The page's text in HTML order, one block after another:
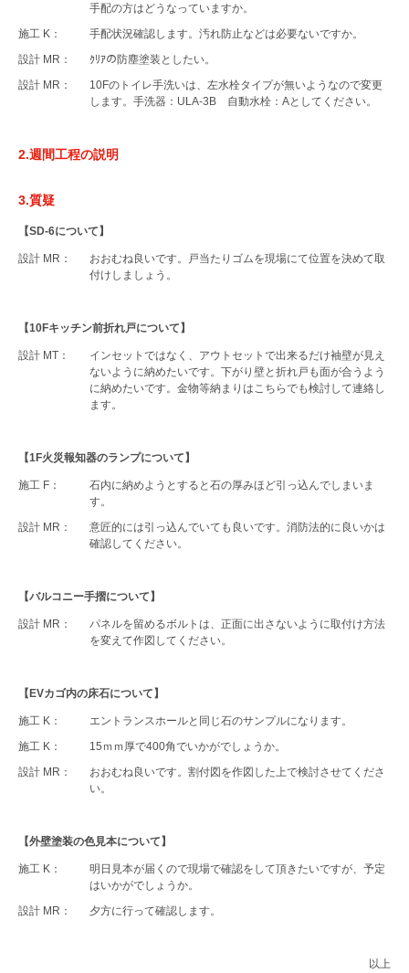
手配の方はどうなっていますか。
施工 K：
手配状況確認します。汚れ防止などは必要ないですか。
設計 MR：
ｸﾘｱの防塵塗装としたい。
設計 MR：
10Fのトイレ手洗いは、左水栓タイプが無いようなので変更
します。手洗器：ULA-3B 自動水栓：Aとしてください。
2.週間工程の説明
3.質疑
【SD-6について】
設計 MR：
おおむね良いです。戸当たりゴムを現場にて位置を決めて取
付けしましょう。
【10Fキッチン前折れ戸について】
設計 MT：
インセットではなく、アウトセットで出来るだけ袖壁が見え
ないように納めたいです。下がり壁と折れ戸も面が合うよう
に納めたいです。金物等納まりはこちらでも検討して連絡し
ます。
【1F火災報知器のランプについて】
施工 F：
石内に納めようとすると石の厚みほど引っ込んでしまいま
す。
設計 MR：
意匠的には引っ込んでいても良いです。消防法的に良いかは
確認してください。
【バルコニー手摺について】
設計 MR：
パネルを留めるボルトは、正面に出さないように取付け方法
を変えて作図してください。
【EVカゴ内の床石について】
施工 K：
エントランスホールと同じ石のサンプルになります。
施工 K：
15ｍｍ厚で400角でいかがでしょうか。
設計 MR：
おおむね良いです。割付図を作図した上で検討させてくださ
い。
【外壁塗装の色見本について】
施工 K：
明日見本が届くので現場で確認をして頂きたいですが、予定
はいかがでしょうか。
設計 MR：
夕方に行って確認します。
以上